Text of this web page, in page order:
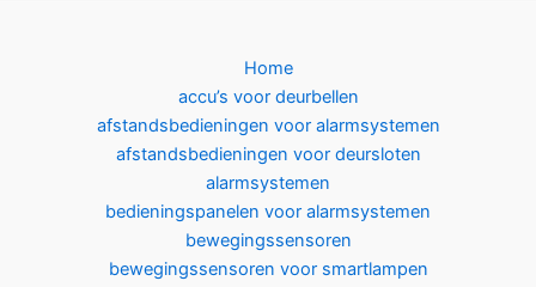
Home
accu’s voor deurbellen
afstandsbedieningen voor alarmsystemen
afstandsbedieningen voor deursloten
alarmsystemen
bedieningspanelen voor alarmsystemen
bewegingssensoren
bewegingssensoren voor smartlampen